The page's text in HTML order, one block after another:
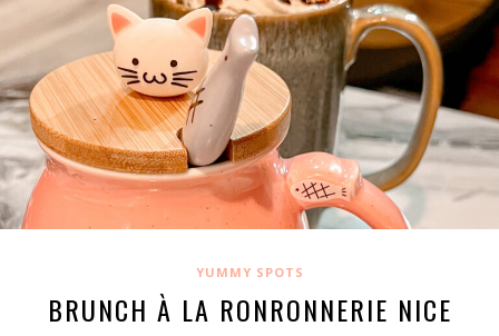
YUMMY SPOTS
BRUNCH À LA RONRONNERIE NICE